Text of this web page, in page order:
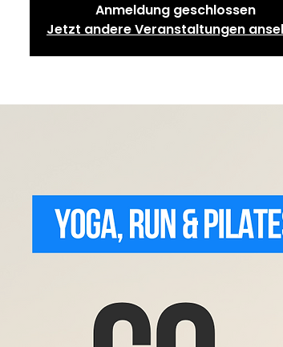
Anmeldung geschlossen
Jetzt andere Veranstaltungen